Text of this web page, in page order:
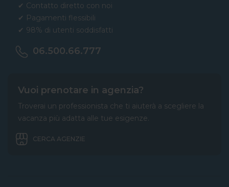
✔ Contatto diretto con noi
✔ Pagamenti flessibili
✔ 98% di utenti soddisfatti
06.500.66.777
Vuoi prenotare in agenzia?
Troverai un professionista che ti aiuterà a scegliere la
vacanza più adatta alle tue esigenze.
CERCA AGENZIE